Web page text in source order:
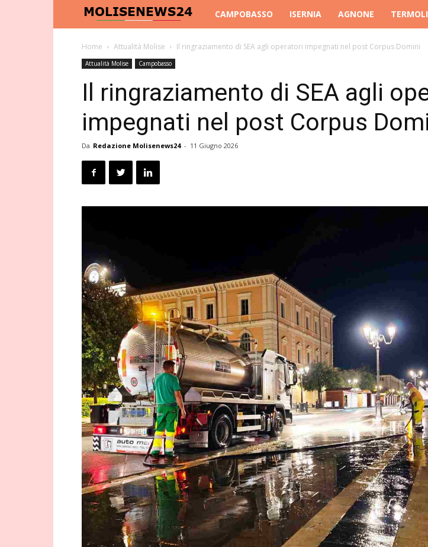
Molise
News
CAMPOBASSO ISERNIA AGNONE TERMOLI
Home Attualità Molise Il ringraziamento di SEA agli operatori impegnati nel post Corpus Domini
Attualità Molise Campobasso
Il ringraziamento di SEA agli
impegnati nel post Corpus
Da Redazione Molisenews24 - 11 Giugno 2026